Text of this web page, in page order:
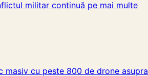
militar continuă pe mai multe
masiv cu peste 800 de drone asupra